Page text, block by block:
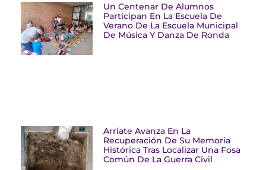
Un Centenar De Alumnos
Participan En La Escuela De
Verano De La Escuela Municipal
De Música Y Danza De Ronda
Arriate Avanza En La
Recuperación De Su Memoria
Histórica Tras Localizar Una Fosa
Común De La Guerra Civil